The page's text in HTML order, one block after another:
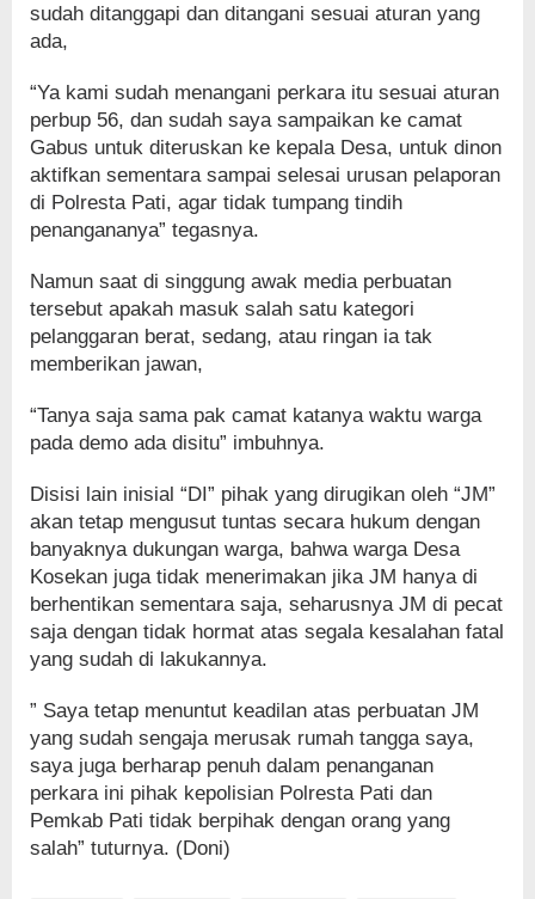
sudah ditanggapi dan ditangani sesuai aturan yang
ada,
“Ya kami sudah menangani perkara itu sesuai aturan
perbup 56, dan sudah saya sampaikan ke camat
Gabus untuk diteruskan ke kepala Desa, untuk dinon
aktifkan sementara sampai selesai urusan pelaporan
di Polresta Pati, agar tidak tumpang tindih
penangananya” tegasnya.
Namun saat di singgung awak media perbuatan
tersebut apakah masuk salah satu kategori
pelanggaran berat, sedang, atau ringan ia tak
memberikan jawan,
“Tanya saja sama pak camat katanya waktu warga
pada demo ada disitu” imbuhnya.
Disisi lain inisial “DI” pihak yang dirugikan oleh “JM”
akan tetap mengusut tuntas secara hukum dengan
banyaknya dukungan warga, bahwa warga Desa
Kosekan juga tidak menerimakan jika JM hanya di
berhentikan sementara saja, seharusnya JM di pecat
saja dengan tidak hormat atas segala kesalahan fatal
yang sudah di lakukannya.
” Saya tetap menuntut keadilan atas perbuatan JM
yang sudah sengaja merusak rumah tangga saya,
saya juga berharap penuh dalam penanganan
perkara ini pihak kepolisian Polresta Pati dan
Pemkab Pati tidak berpihak dengan orang yang
salah” tuturnya. (Doni)